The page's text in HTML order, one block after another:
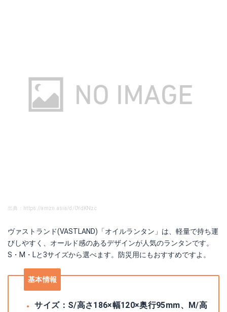
出典：https://amzn.asia/d/0YdKNzc
ヴァストランド(VASTLAND)「オイルランタン」は、軽量で持ち運
びしやすく、オールド感のあるデザインが人気のランタンです。
S・M・Lと3サイズから選べます。防災用にもおすすめですよ。
基本情報
サイズ：S/高さ186×幅120×奥行95mm、M/高